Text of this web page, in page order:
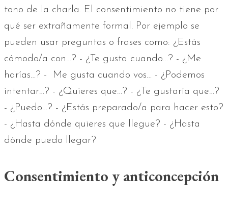
tono de la charla. El consentimiento no tiene por
qué ser extrañamente formal. Por ejemplo se
pueden usar preguntas o frases como: ¿Estás
cómodo/a con…? - ¿Te gusta cuando…? - ¿Me
harías…? - Me gusta cuando vos… - ¿Podemos
intentar…? - ¿Quieres que…? - ¿Te gustaría que…?
- ¿Puedo…? - ¿Estás preparado/a para hacer esto?
- ¿Hasta dónde quieres que llegue? - ¿Hasta
dónde puedo llegar?
Consentimiento y anticoncepción